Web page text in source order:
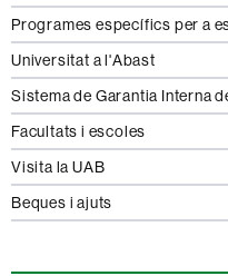
Programes específics per a
Universitat a l'Abast
Sistema de Garantia Interna
Facultats i escoles
Visita la UAB
Beques i ajuts